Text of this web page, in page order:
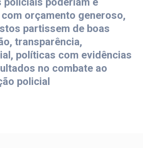
orçamento generoso,
partissem de boas
transparência,
políticas com evidências
no combate ao
policial